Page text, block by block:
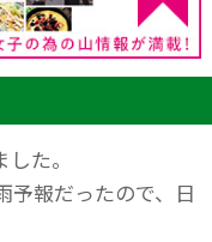
た。
予報だったので、日